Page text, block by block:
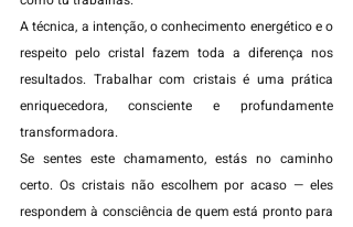
A técnica, a intenção, o conhecimento energético e o
respeito pelo cristal fazem toda a diferença nos
resultados. Trabalhar com cristais é uma prática
enriquecedora, consciente e profundamente
transformadora.
Se sentes este chamamento, estás no caminho
certo. Os cristais não escolhem por acaso — eles
respondem à consciência de quem está pronto para